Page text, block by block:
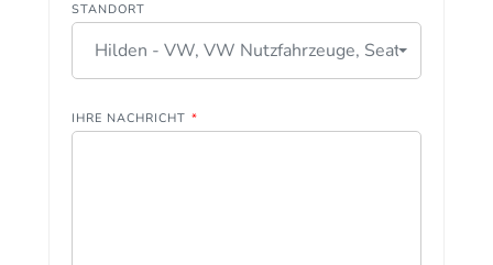
STANDORT
Hilden - VW, VW Nutzfahrzeuge, Seat
IHRE NACHRICHT *